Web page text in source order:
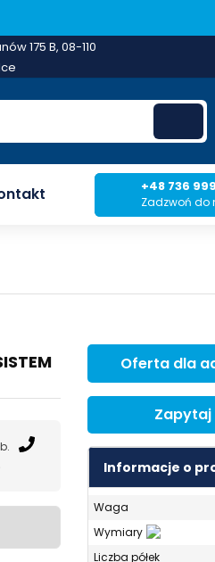
175 B, 08-110
+48 736
Zadzwoń do
Oferta dla
Informacje o
Waga
Wymiary
Liczba półek